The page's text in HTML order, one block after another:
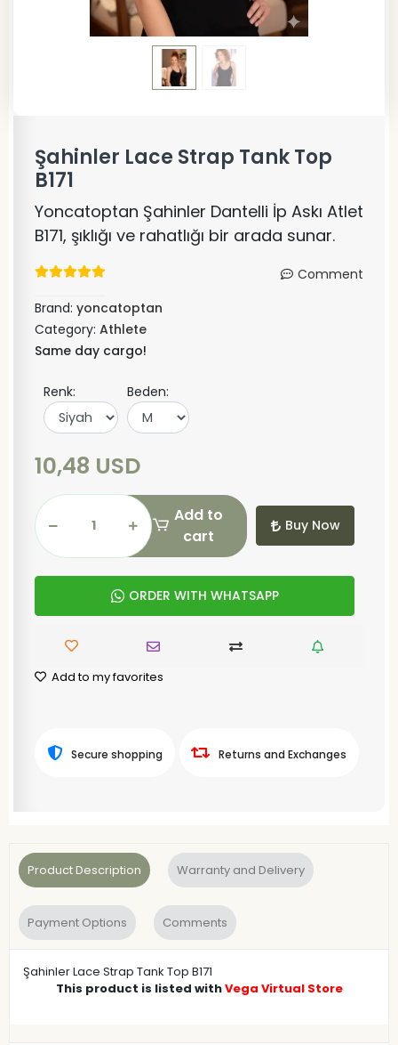
Şahinler Lace Strap Tank Top
B171
Yoncatoptan Şahinler Dantelli İp Askı Atlet
B171, şıklığı ve rahatlığı bir arada sunar.
Comment
Brand: yoncatoptan
Category: Athlete
Same day cargo!
Renk: Beden:
10,48 USD
Add to
cart
Buy Now
ORDER WITH WHATSAPP
Add to my favorites
Secure shopping Returns and Exchanges
Product Description Warranty and Delivery
Payment Options Comments
Şahinler Lace Strap Tank Top B171
This product is listed withVega Virtual Store